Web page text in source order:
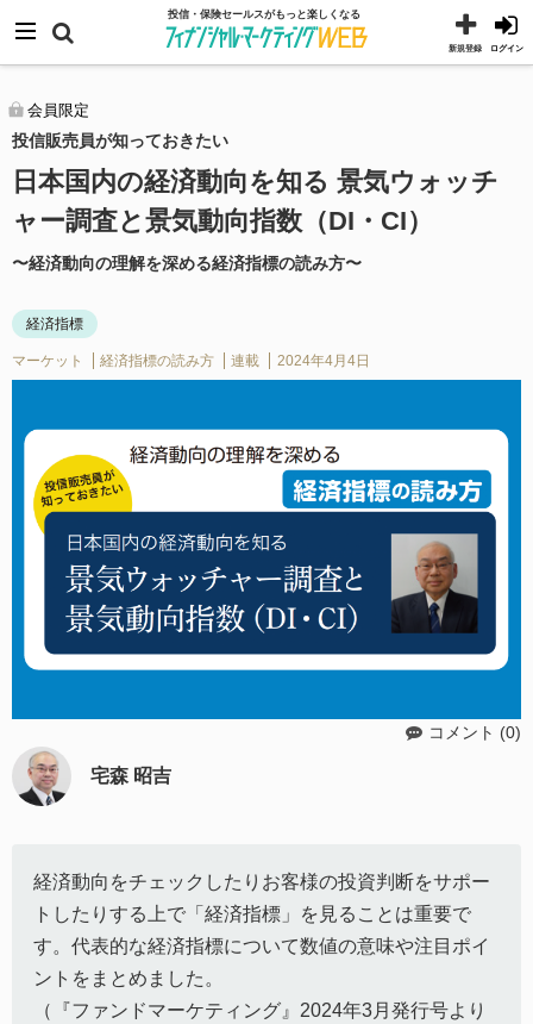
ログイン
新規登録
ン
ツ
へ
投信・保険セールスがもっと楽しくなる
会員限定
投信販売員が知っておきたい
日本国内の経済動向を知る 景気ウォッチ
ャー調査と景気動向指数（DI・CI）
〜経済動向の理解を深める経済指標の読み方〜
経済指標
マーケット 経済指標の読み方 連載 2024年4月4日
コメント (0)
宅森 昭吉
経済動向をチェックしたりお客様の投資判断をサポー
トしたりする上で「経済指標」を見ることは重要で
す。代表的な経済指標について数値の意味や注目ポイ
ントをまとめました。
（『ファンドマーケティング』2024年3月発行号より